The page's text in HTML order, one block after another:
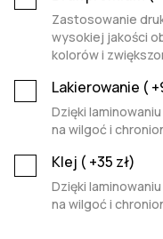
Zastosowanie
wysokiej jakości
kolorów i
Lakierowanie (
Dzięki
na wilgoć i
Klej ( +35 zł)
Dzięki
na wilgoć i